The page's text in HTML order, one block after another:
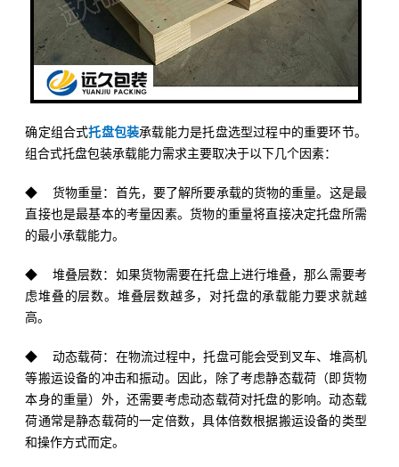
确定组合式托盘包装承载能力是托盘选型过程中的重要环节。
组合式托盘包装承载能力需求主要取决于以下几个因素：
◆ 货物重量：首先，要了解所要承载的货物的重量。这是最
直接也是最基本的考量因素。货物的重量将直接决定托盘所需
的最小承载能力。
◆ 堆叠层数：如果货物需要在托盘上进行堆叠，那么需要考
虑堆叠的层数。堆叠层数越多，对托盘的承载能力要求就越
高。
◆ 动态载荷：在物流过程中，托盘可能会受到叉车、堆高机
等搬运设备的冲击和振动。因此，除了考虑静态载荷（即货物
本身的重量）外，还需要考虑动态载荷对托盘的影响。动态载
荷通常是静态载荷的一定倍数，具体倍数根据搬运设备的类型
和操作方式而定。